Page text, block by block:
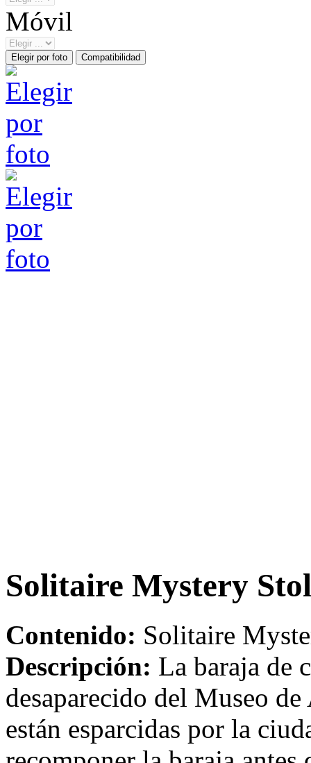
Móvil
Solitaire Mystery
Contenido: Solitaire
Descripción: La baraja de
desaparecido del Museo
están esparcidas por la